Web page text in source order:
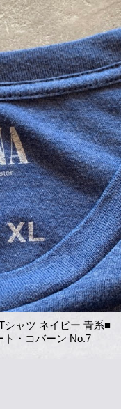
シャツ ネイビー 青系■
ト・コバーン No.7